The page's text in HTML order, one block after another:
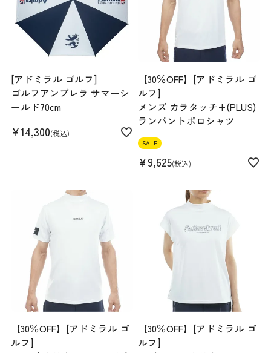
[アドミラル ゴルフ]
ゴルフアンブレラ サマーシ
ールド70cm
¥14,300 税込
【30％OFF】[アドミラル ゴ
ルフ]
メンズ カラタッチ+(PLUS)
ランパントポロシャツ
SALE
¥9,625 税込
【30％OFF】[アドミラル ゴ
ルフ]
【30％OFF】[アドミラル ゴ
ルフ]